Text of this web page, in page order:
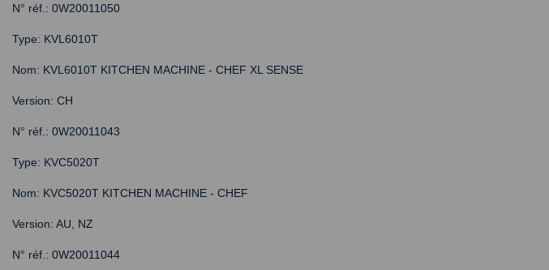
N° réf.: 0W20011050
Type: KVL6010T
Nom: KVL6010T KITCHEN MACHINE - CHEF XL SENSE
Version: CH
N° réf.: 0W20011043
Type: KVC5020T
Nom: KVC5020T KITCHEN MACHINE - CHEF
Version: AU, NZ
N° réf.: 0W20011044